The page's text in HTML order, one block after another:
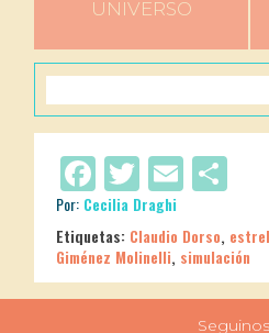
UNIVERSO
Facebook
Twitter
Email
Por: Cecilia Draghi
Etiquetas: Claudio Dorso,
Giménez Molinelli, simulación